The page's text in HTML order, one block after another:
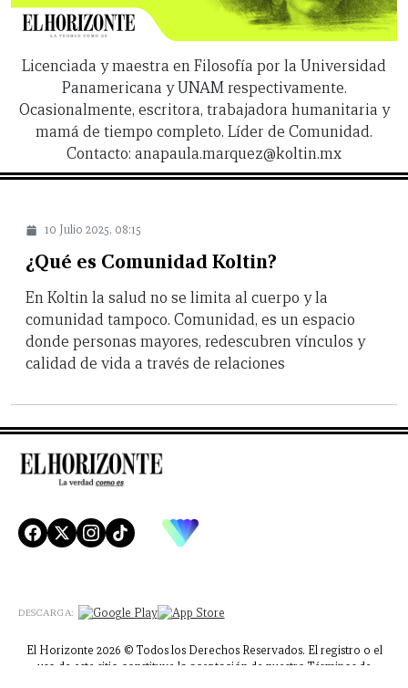
Licenciada y maestra en Filosofía por la Universidad
Panamericana y UNAM respectivamente.
Ocasionalmente, escritora, trabajadora humanitaria y
mamá de tiempo completo. Líder de Comunidad.
Contacto: anapaula.marquez@koltin.mx
10 Julio 2025, 08:15
¿Qué es Comunidad Koltin?
En Koltin la salud no se limita al cuerpo y la
comunidad tampoco. Comunidad, es un espacio
donde personas mayores, redescubren vínculos y
calidad de vida a través de relaciones
DESCARGA:
El Horizonte 2026 © Todos los Derechos Reservados. El registro o el
uso de este sitio constituye la aceptación de nuestro Términos de